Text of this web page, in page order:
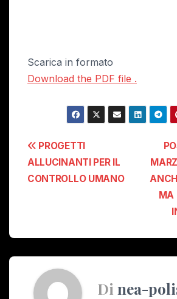
Scarica in formato
Download the PDF file .
Navigazione
articoli
MA
PROGETTI
ALLUCINANTI PER IL
CONTROLLO UMANO
Di nea-